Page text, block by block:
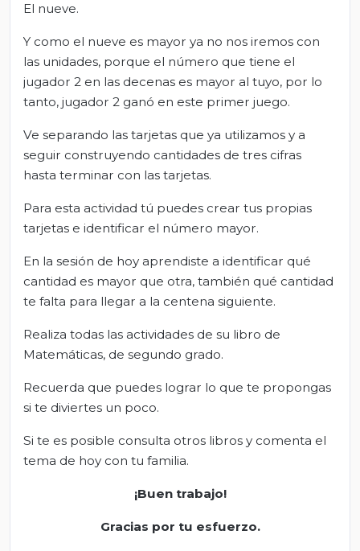
El nueve.
Y como el nueve es mayor ya no nos iremos con
las unidades, porque el número que tiene el
jugador 2 en las decenas es mayor al tuyo, por lo
tanto, jugador 2 ganó en este primer juego.
Ve separando las tarjetas que ya utilizamos y a
seguir construyendo cantidades de tres cifras
hasta terminar con las tarjetas.
Para esta actividad tú puedes crear tus propias
tarjetas e identificar el número mayor.
En la sesión de hoy aprendiste a identificar qué
cantidad es mayor que otra, también qué cantidad
te falta para llegar a la centena siguiente.
Realiza todas las actividades de su libro de
Matemáticas, de segundo grado.
Recuerda que puedes lograr lo que te propongas
si te diviertes un poco.
Si te es posible consulta otros libros y comenta el
tema de hoy con tu familia.
¡Buen trabajo!
Gracias por tu esfuerzo.